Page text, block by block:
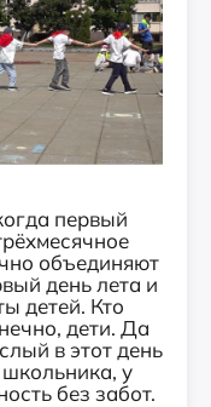
первый
объединяют
день лета и
детей. Кто
дети. Да
в этот день
у
без забот.